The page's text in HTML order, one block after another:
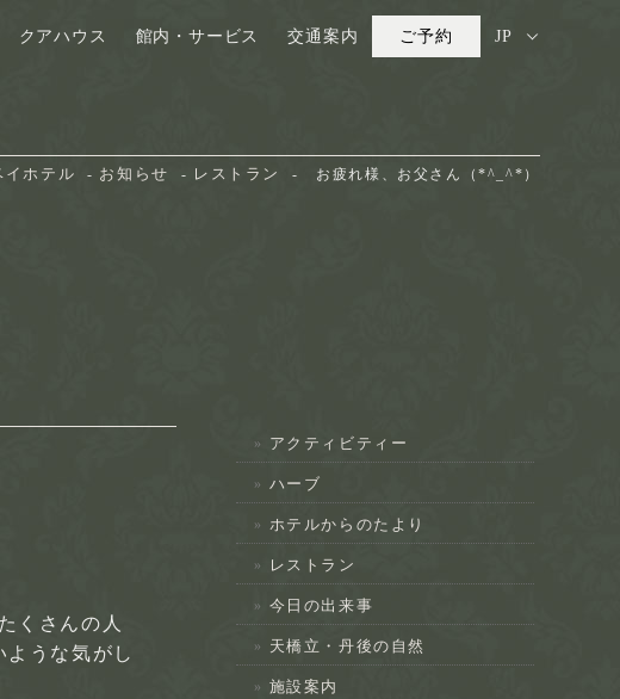
クアハウス 館内・サービス 交通案内 ご予約 JP
イホテル お知らせ レストラン お疲れ様、お父さん（*^_^*）
くさんの人
うな気がし
アクティビティー
ハーブ
ホテルからのたより
レストラン
今日の出来事
天橋立・丹後の自然
施設案内